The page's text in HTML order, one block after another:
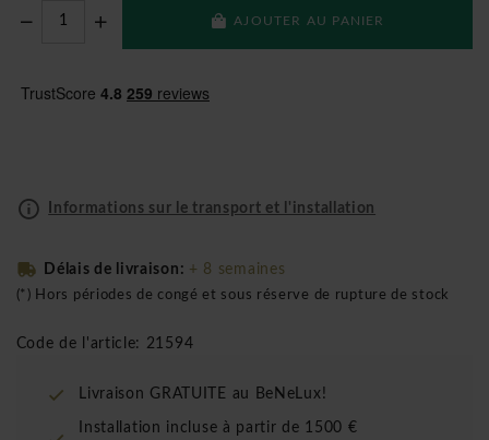
AJOUTER AU PANIER
Informations sur le transport et l'installation
Délais de livraison: + 8 semaines
(*) Hors périodes de congé et sous réserve de rupture de stock
Code de l'article: 21594
Livraison GRATUITE au BeNeLux!
Installation incluse à partir de 1500 €